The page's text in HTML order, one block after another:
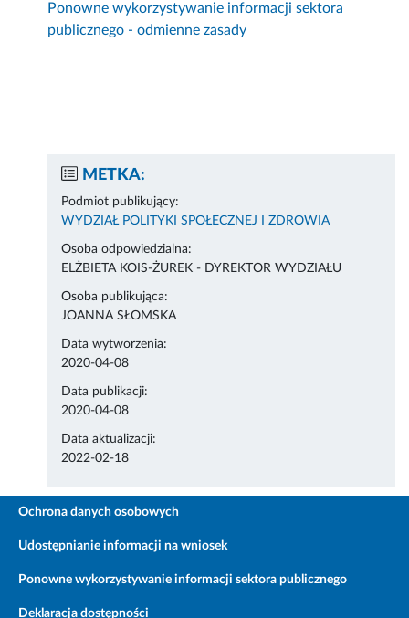
Ponowne wykorzystywanie informacji sektora
publicznego - odmienne zasady
METKA:
Podmiot publikujący:
WYDZIAŁ POLITYKI SPOŁECZNEJ I ZDROWIA
Osoba odpowiedzialna:
ELŻBIETA KOIS-ŻUREK - DYREKTOR WYDZIAŁU
Osoba publikująca:
JOANNA SŁOMSKA
Data wytworzenia:
2020-04-08
Data publikacji:
2020-04-08
Data aktualizacji:
2022-02-18
Ochrona danych osobowych
Udostępnianie informacji na wniosek
Ponowne wykorzystywanie informacji sektora publicznego
Deklaracja dostępności